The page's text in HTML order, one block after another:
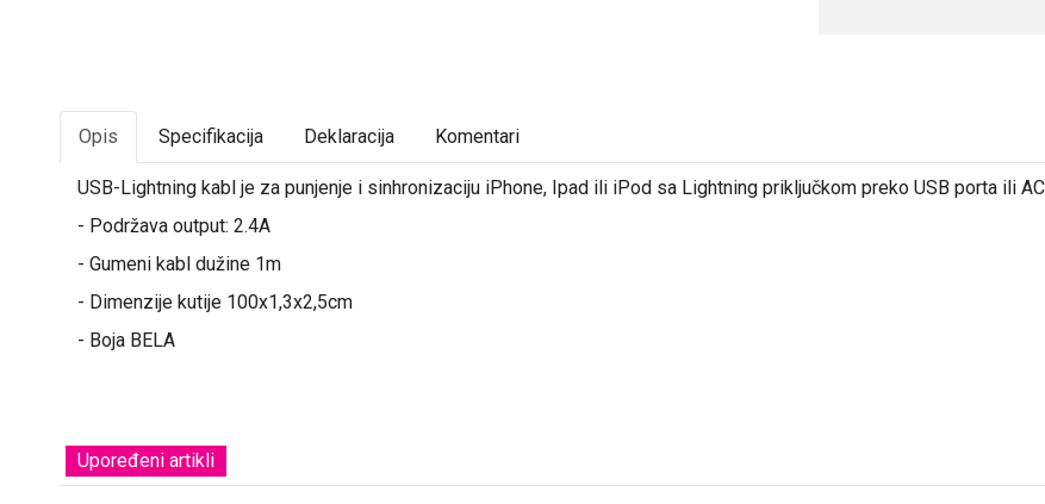
Opis Specifikacija Deklaracija Komentari
USB-Lightning kabl je za punjenje i sinhronizaciju iPhone, Ipad ili iPod sa Lightning priključkom preko USB porta ili
- Podržava output: 2.4A
- Gumeni kabl dužine 1m
- Dimenzije kutije 100x1,3x2,5cm
- Boja BELA
Upoređeni artikli